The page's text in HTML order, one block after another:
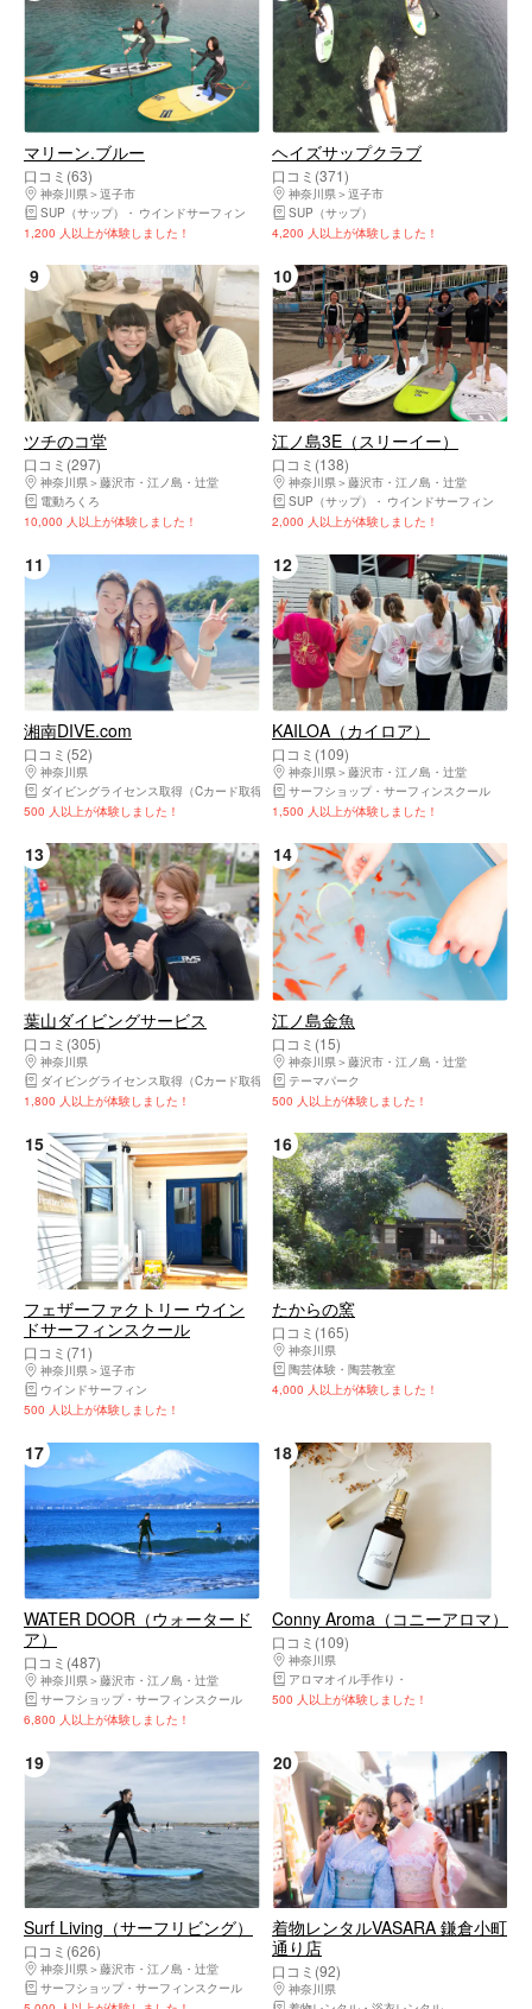
マリーン.ブルー
口コミ(63)
神奈川県
逗子市
SUP（サップ）
ウインドサーフィン
1,200 人以上が体験しました！
ヘイズサップクラブ
口コミ(371)
神奈川県
逗子市
SUP（サップ）
4,200 人以上が体験しました！
9
ツチのコ堂
口コミ(297)
神奈川県
藤沢市・江ノ島・辻堂
電動ろくろ
10,000 人以上が体験しました！
10
江ノ島3E（スリーイー）
口コミ(138)
神奈川県
藤沢市・江ノ島・辻堂
SUP（サップ）
ウインドサーフィン
2,000 人以上が体験しました！
11
湘南DIVE.com
口コミ(52)
神奈川県
鎌倉市・由比ヶ浜・大船・七里ヶ浜
ダイビングライセンス取得（Cカード取得）
体験ダイビング
500 人以上が体験しました！
12
KAILOA（カイロア）
口コミ(109)
神奈川県
藤沢市・江ノ島・辻堂
サーフショップ・サーフィンスクール
1,500 人以上が体験しました！
13
葉山ダイビングサービス
口コミ(305)
神奈川県
鎌倉市・由比ヶ浜・大船・七里ヶ浜
ダイビングライセンス取得（Cカード取得）
コスプレ体験・変身写真
1,800 人以上が体験しました！
14
江ノ島金魚
口コミ(15)
神奈川県
藤沢市・江ノ島・辻堂
テーマパーク
500 人以上が体験しました！
15
フェザーファクトリー ウイン
ドサーフィンスクール
口コミ(71)
神奈川県
逗子市
ウインドサーフィン
500 人以上が体験しました！
16
たからの窯
口コミ(165)
神奈川県
陶芸体験・陶芸教室
4,000 人以上が体験しました！
17
WATER DOOR（ウォータード
ア）
口コミ(487)
神奈川県
藤沢市・江ノ島・辻堂
サーフショップ・サーフィンスクール
6,800 人以上が体験しました！
18
Conny Aroma（コニーアロマ）
口コミ(109)
神奈川県
アロマオイル手作り
500 人以上が体験しました！
19
Surf Living（サーフリビング）
口コミ(626)
神奈川県
藤沢市・江ノ島・辻堂
サーフショップ・サーフィンスクール
20
着物レンタルVASARA 鎌倉小町
通り店
口コミ(92)
神奈川県